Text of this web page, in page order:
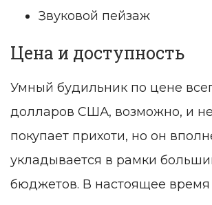
Звуковой пейзаж
Цена и доступность
Умный будильник по цене
долларов США, возможно, и не
покупает прихоти, но он
укладывается в рамки
бюджетов. В настоящее